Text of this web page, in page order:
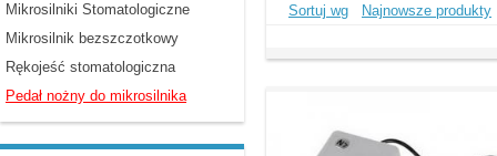
Mikrosilniki Stomatologiczne
Mikrosilnik bezszczotkowy
Rękojeść stomatologiczna
Pedał nożny do mikrosilnika
Sortuj wg Najnowsze produkty